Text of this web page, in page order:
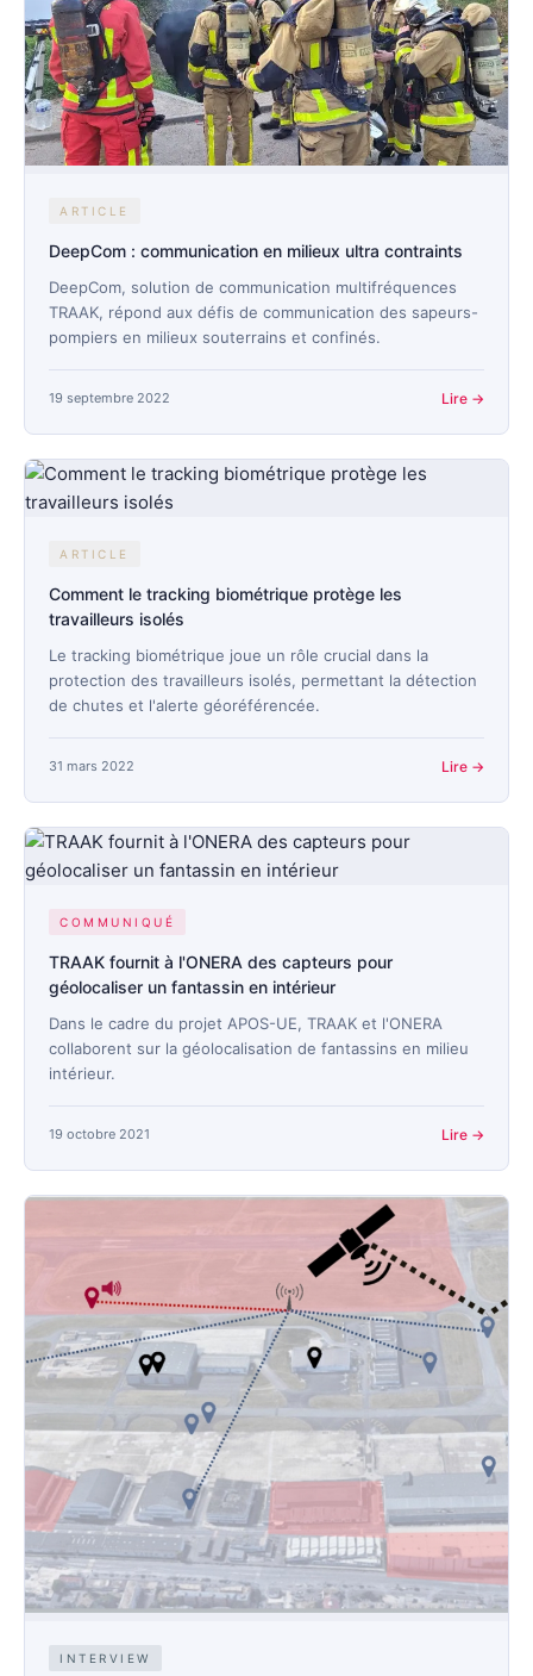
ARTICLE
DeepCom : communication en milieux ultra contraints
DeepCom, solution de communication multifréquences
TRAAK, répond aux défis de communication des sapeurs-
pompiers en milieux souterrains et confinés.
19 septembre 2022 Lire →
ARTICLE
Comment le tracking biométrique protège les
travailleurs isolés
Le tracking biométrique joue un rôle crucial dans la
protection des travailleurs isolés, permettant la détection
de chutes et l'alerte géoréférencée.
31 mars 2022 Lire →
COMMUNIQUÉ
TRAAK fournit à l'ONERA des capteurs pour
géolocaliser un fantassin en intérieur
Dans le cadre du projet APOS-UE, TRAAK et l'ONERA
collaborent sur la géolocalisation de fantassins en milieu
intérieur.
19 octobre 2021 Lire →
INTERVIEW